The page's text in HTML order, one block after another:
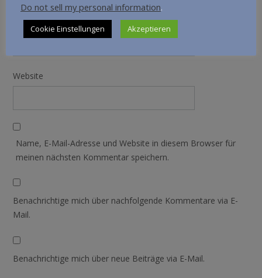
E-Mail-Adresse*
Website
Name, E-Mail-Adresse und Website in diesem Browser für
meinen nächsten Kommentar speichern.
Benachrichtige mich über nachfolgende Kommentare via E-
Mail.
Benachrichtige mich über neue Beiträge via E-Mail.
Do not sell my personal information.
Cookie Einstellungen Akzeptieren